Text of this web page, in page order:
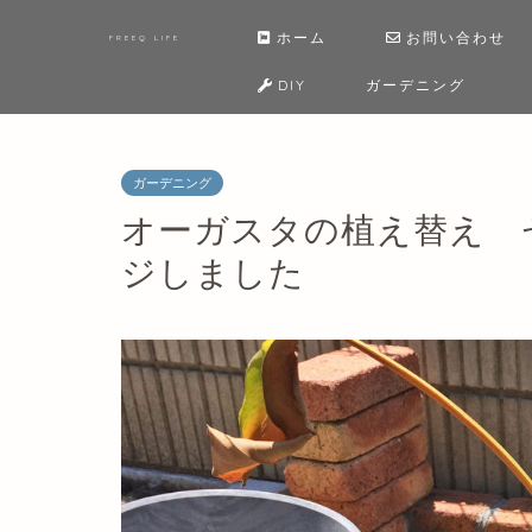
FREEQ LIFE ホーム お問い合わせ
DIY ガーデニング
ガーデニング
オーガスタの植え替え
ジしました